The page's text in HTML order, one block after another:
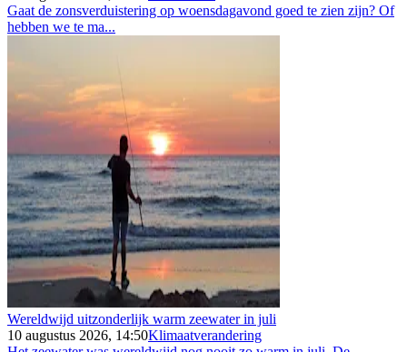
Gaat de zonsverduistering op woensdagavond goed te zien zijn? Of
hebben we te ma...
Wereldwijd uitzonderlijk warm zeewater in juli
10 augustus 2026, 14:50Klimaatverandering